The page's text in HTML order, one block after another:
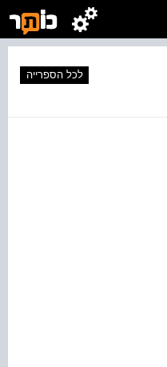
לכל הספרייה